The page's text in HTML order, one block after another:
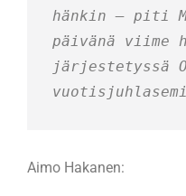
hänkin – piti
päivänä viime
järjestetyssä
Aimo Hakanen: